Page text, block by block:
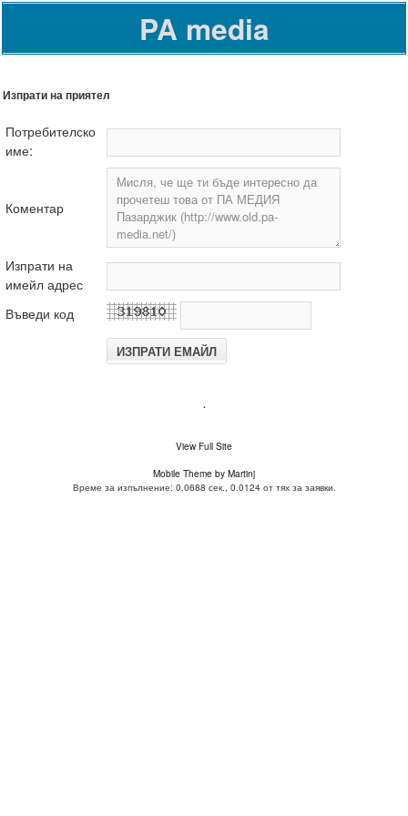
PA media
Изпрати на приятел
Потребителско
име:
Коментар
Изпрати на
имейл адрес
Въведи код
.
View Full Site
Mobile Theme by Martinj
Време за изпълнение: 0.0688 сек., 0.0124 от тях за заявки.